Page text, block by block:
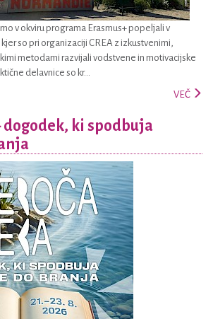
v okviru programa Erasmus+ popeljali v
so pri organizaciji CREA z izkustvenimi,
metodami razvijali vodstvene in motivacijske
delavnice so kr...
VEČ
dogodek, ki spodbuja